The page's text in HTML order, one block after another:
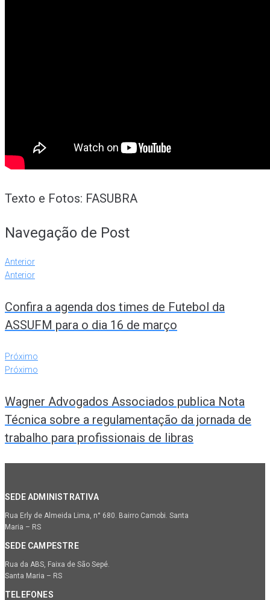
Texto e Fotos: FASUBRA
Navegação de Post
Anterior
Anterior
Confira a agenda dos times de Futebol da
ASSUFM para o dia 16 de março
Próximo
Próximo
Wagner Advogados Associados publica Nota
Técnica sobre a regulamentação da jornada de
trabalho para profissionais de libras
SEDE ADMINISTRATIVA
Rua Erly de Almeida Lima, n° 680. Bairro Camobi. Santa
Maria – RS
SEDE CAMPESTRE
Rua da ABS, Faixa de São Sepé.
Santa Maria – RS
TELEFONES